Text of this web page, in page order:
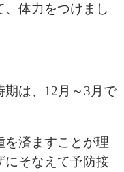
、体力をつけまし
は、12月～3月で
済ますことが理
にそなえて予防接